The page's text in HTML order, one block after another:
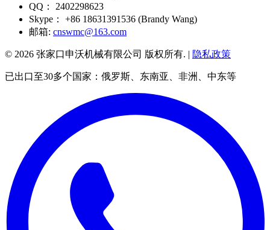
QQ：
2402298623
Skype：
+86 18631391536 (Brandy Wang)
邮箱: cnswmc@163.com
© 2026 张家口申沃机械有限公司 版权所有. | 隐私政策
已出口至30多个国家：俄罗斯、东南亚、非洲、中东等